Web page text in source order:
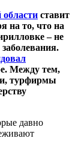
ставит
на то, что на
– не
Между тем,
турфирмы
давно